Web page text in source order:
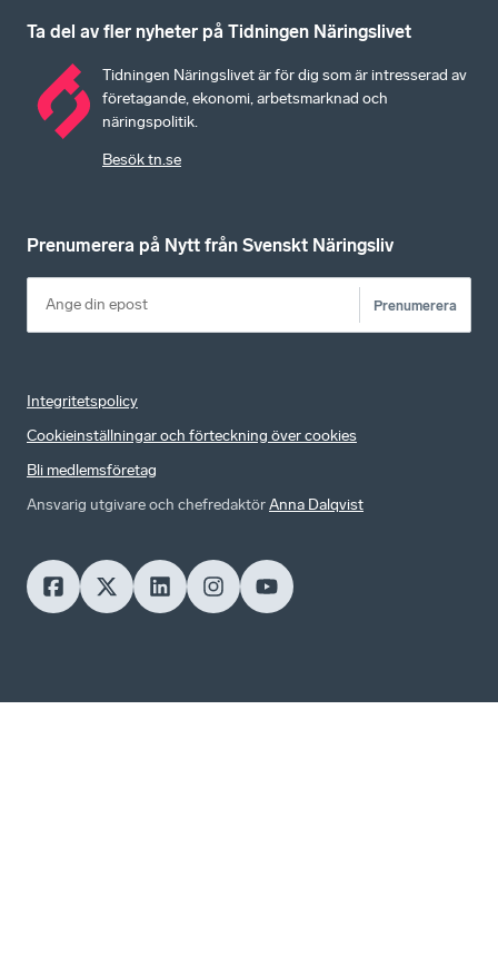
Ta del av fler nyheter på Tidningen Näringslivet
Tidningen Näringslivet är för dig som är intresserad av
företagande, ekonomi, arbetsmarknad och
näringspolitik.
Besök tn.se
Prenumerera på Nytt från Svenskt Näringsliv
Prenumerera
Integritetspolicy
Cookieinställningar och förteckning över cookies
Bli medlemsföretag
Ansvarig utgivare och chefredaktörAnna Dalqvist